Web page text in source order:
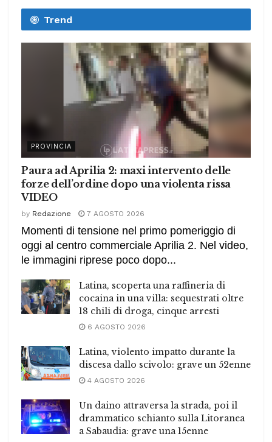
Trend
PROVINCIA
Paura ad Aprilia 2: maxi intervento delle
forze dell’ordine dopo una violenta rissa
VIDEO
by Redazione 7 AGOSTO 2026
Momenti di tensione nel primo pomeriggio di
oggi al centro commerciale Aprilia 2. Nel video,
le immagini riprese poco dopo...
Latina, scoperta una raffineria di
cocaina in una villa: sequestrati oltre
18 chili di droga, cinque arresti
6 AGOSTO 2026
Latina, violento impatto durante la
discesa dallo scivolo: grave un 52enne
4 AGOSTO 2026
Un daino attraversa la strada, poi il
drammatico schianto sulla Litoranea
a Sabaudia: grave una 15enne